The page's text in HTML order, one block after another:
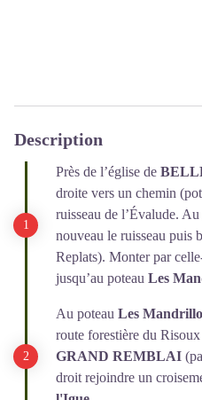
Description
Près de l’église de
droite vers un chemin
ruisseau de l’Évalude. Au
nouveau le ruisseau puis
Replats). Monter par
jusqu’au poteau Les
Au poteau Les
route forestière du
GRAND REMBLAI
droit rejoindre un